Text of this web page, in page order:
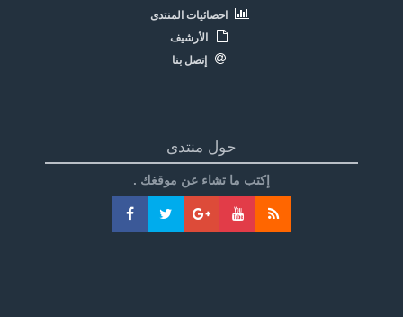
احصائيات المنتدى
الأرشيف
إتصل بنا
حول منتدى
إكتب ما تشاء عن موقغك .